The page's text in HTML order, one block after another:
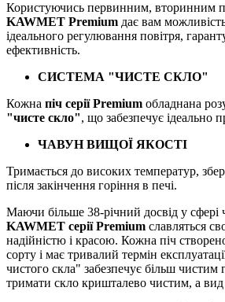
Користуючись первинним, вторинним
KAWMET Premium дає вам
ідеального регулювання повітря,
ефективність.
СИСТЕМА "ЧИСТЕ СКЛО"
Кожна піч серії Premium обладнана
"чисте скло", що забезпечує ідеально
ЧАВУН ВИЩОЇ ЯКОСТІ
Тримається до високих температур,
після закінчення горіння в печі.
Маючи більше 38-річний досвід у сфері
KAWMET серії Premium славляться
надійністю і красою. Кожна піч
сорту і має тривалий термін
чистого скла" забезпечує більш чистим
тримати скло кришталево чистим, а